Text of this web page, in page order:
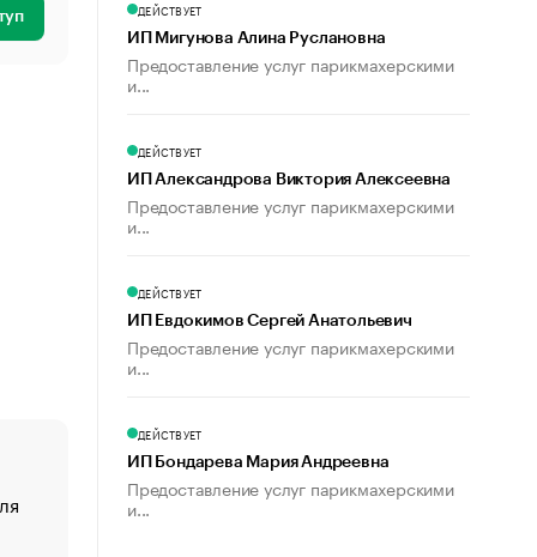
«От спорта тело стареет иначе». Как живет глава
создавшей GTA
ДЕЙСТВУЕТ
ИП Мигунова Алина Руслановна
Предоставление услуг парикмахерскими
и...
ДЕЙСТВУЕТ
ИП Александрова Виктория Алексеевна
Предоставление услуг парикмахерскими
и...
ДЕЙСТВУЕТ
ИП Евдокимов Сергей Анатольевич
Предоставление услуг парикмахерскими
и...
ДЕЙСТВУЕТ
ИП Бондарева Мария Андреевна
Предоставление услуг парикмахерскими
и...